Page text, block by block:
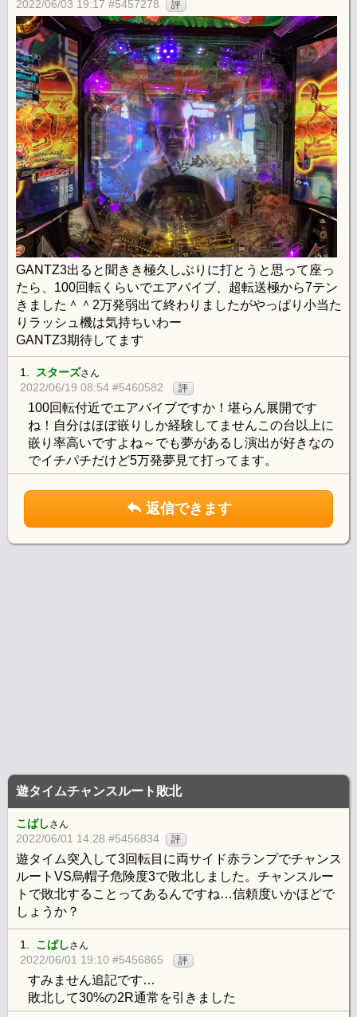
2022/06/03 19:17 #5457278 評
GANTZ3出ると聞きき極久しぶりに打とうと思って座っ
たら、100回転くらいでエアバイブ、超転送極から7テン
きました＾＾2万発弱出て終わりましたがやっぱり小当た
りラッシュ機は気持ちいわー
GANTZ3期待してます
1. スターズさん
2022/06/19 08:54 #5460582 評
100回転付近でエアバイブですか！堪らん展開です
ね！自分はほぼ嵌りしか経験してませんこの台以上に
嵌り率高いですよね～でも夢があるし演出が好きなの
でイチパチだけど5万発夢見て打ってます。
返信できます
遊タイムチャンスルート敗北
こばしさん
2022/06/01 14:28 #5456834 評
遊タイム突入して3回転目に両サイド赤ランプでチャンス
ルートVS烏帽子危険度3で敗北しました。チャンスルー
トで敗北することってあるんですね…信頼度いかほどで
しょうか？
1. こばしさん
2022/06/01 19:10 #5456865 評
すみません追記です…
敗北して30%の2R通常を引きました